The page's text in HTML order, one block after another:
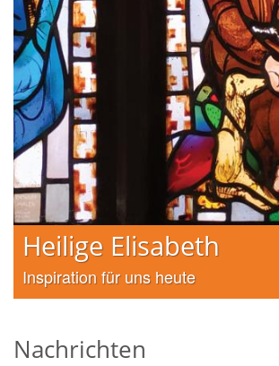
Heilige Elisabeth
Inspiration für uns heute
Nachrichten